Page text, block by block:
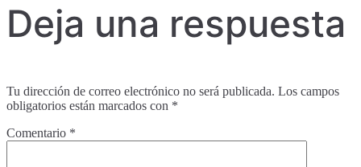
Deja una respuesta
Tu dirección de correo electrónico no será publicada. Los campos
obligatorios están marcados con *
Comentario *